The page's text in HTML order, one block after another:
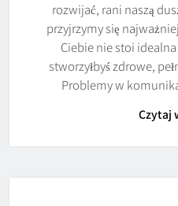
rozwijać, rani naszą
przyjrzymy się
Ciebie nie stoi
stworzyłbyś zdrowe,
Problemy w
Czytaj